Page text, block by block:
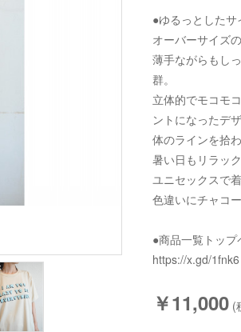
●ゆるっとした
オーバーサイズ
薄手ながらもし
群。
立体的でモコモ
ントになったデ
体のラインを拾
暑い日もリラッ
ユニセックスで着
色違いにチャコー
●商品一覧トッ
https://x.gd/1fnk6
￥11,000 (